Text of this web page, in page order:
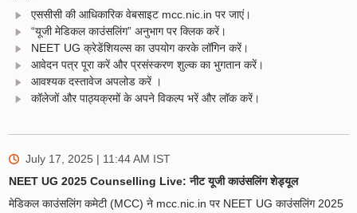
एससीसी की आधिकारिक वेबसाइट mcc.nic.in पर जाएं।
“यूजी मेडिकल काउंसलिंग” अनुभाग पर क्लिक करें।
NEET UG क्रेडेंशियल्स का उपयोग करके लॉगिन करें।
आवेदन पत्र पूरा करें और प्रसंस्करण शुल्क का भुगतान करें।
आवश्यक दस्तावेज अपलोड करें ।
कॉलेजों और पाठ्यक्रमों के अपने विकल्प भरें और लॉक करें।
July 17, 2025 | 11:44 AM IST
NEET UG 2025 Counselling Live: नीट यूजी काउंसलिंग शेड्यूल
मेडिकल काउंसलिंग कमेटी (MCC) ने mcc.nic.in पर NEET UG काउंसलिंग 2025